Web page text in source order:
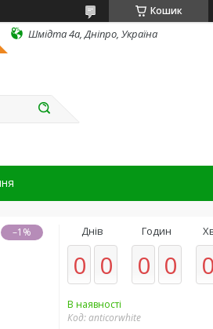
Кошик
Шмідта 4а, Дніпро, Україна
–1% Днів
0 0
Годин
0 0 0
В наявності
Код:anticorwhite